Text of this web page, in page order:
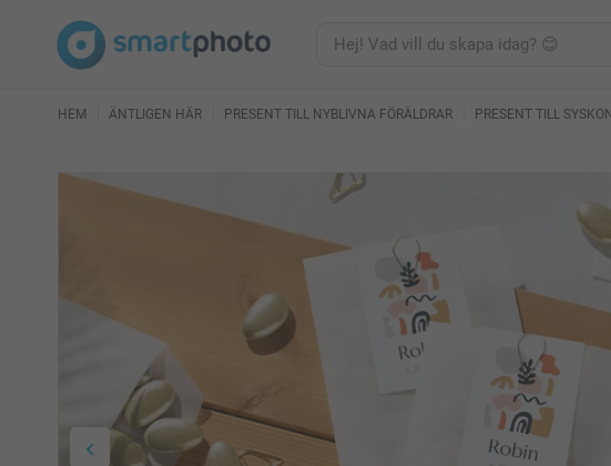
HEM ÄNTLIGEN HÄR PRESENT TILL NYBLIVNA FÖRÄLDRAR PRESENT TILL SYSKON